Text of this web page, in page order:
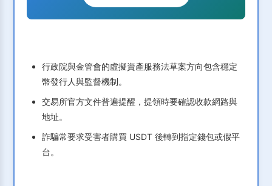
行政院與金管會的虛擬資產服務法草案方向包含穩定
幣發行人與監督機制。
交易所官方文件普遍提醒，提領時要確認收款網路與
地址。
詐騙常要求受害者購買 USDT 後轉到指定錢包或假平
台。